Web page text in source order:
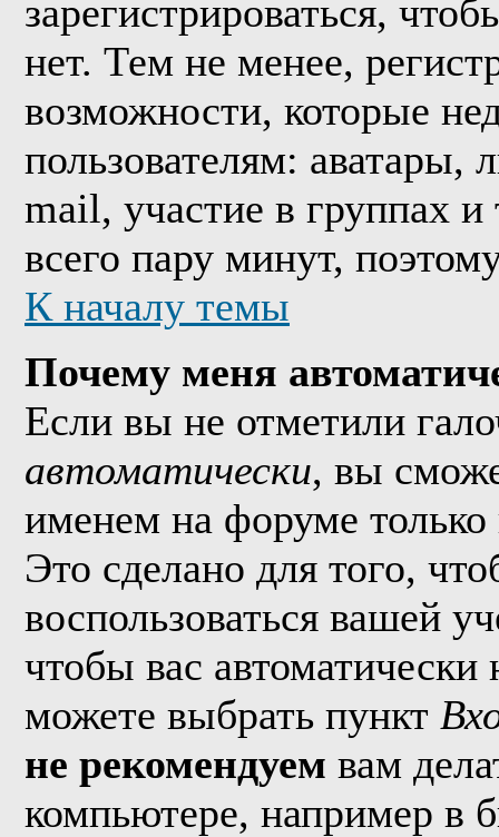
зарегистрироваться,
нет. Тем не менее,
возможности, которые
пользователям: аватары,
mail, участие в группах и
всего пару минут,
К началу темы
Почему меня
Если вы не отметили
автоматически, вы
именем на форуме только
Это сделано для того,
воспользоваться вашей
чтобы вас
можете выбрать пункт
не рекомендуем вам
компьютере, например в